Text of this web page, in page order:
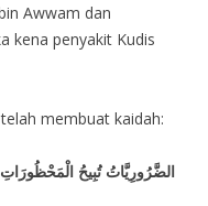
Awwam dan
kena penyakit Kudis
membuat kaidah:
الضَّرُورِيَّاتُ تُبِيحُ الْمَحْظُورَاتِ